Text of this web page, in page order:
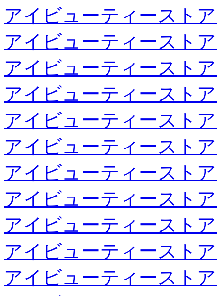
アイビューティースト
アイビューティースト
アイビューティースト
アイビューティースト
アイビューティースト
アイビューティースト
アイビューティースト
アイビューティースト
アイビューティースト
アイビューティースト
アイビューティースト